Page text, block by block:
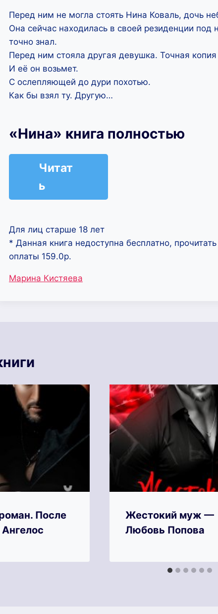
Перед ним не могла стоять Нина Коваль, дочь
Она сейчас находилась в своей резиденции
точно знал.
Перед ним стояла другая девушка. Точная
И её он возьмет.
С ослепляющей до дури похотью.
Как бы взял ту. Другую…
«Нина» книга полностью
Читат
ь
Для лиц старше 18 лет
* Данная книга недоступна бесплатно,
оплаты 159.0р.
Метки
Марина Кистяева
После
Жестокий муж —
Любовь Попова